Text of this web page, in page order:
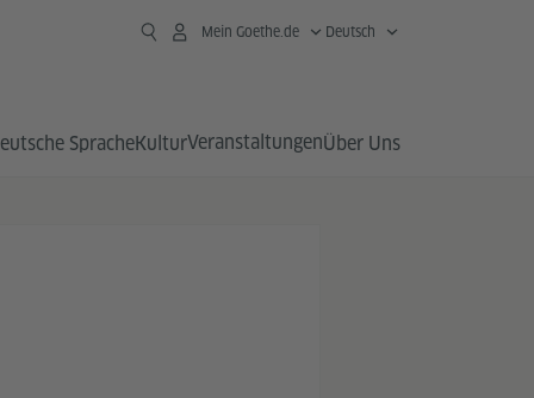
Mein Goethe.de Deutsch
SpracheKulturVeranstaltungenÜber Uns